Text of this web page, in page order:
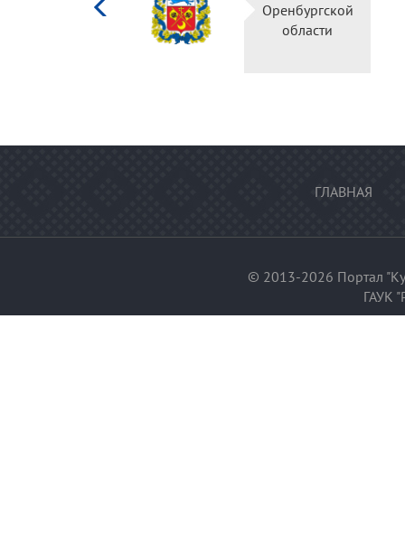
Оренбургской
области
ГЛАВНАЯ
© 2013-2026 Портал
ГАУК